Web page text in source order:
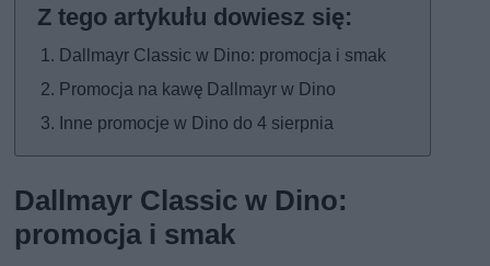
Dallmayr Classic w Dino: promocja i smak
Promocja na kawę Dallmayr w Dino
Inne promocje w Dino do 4 sierpnia
Dallmayr Classic w Dino:
promocja i smak